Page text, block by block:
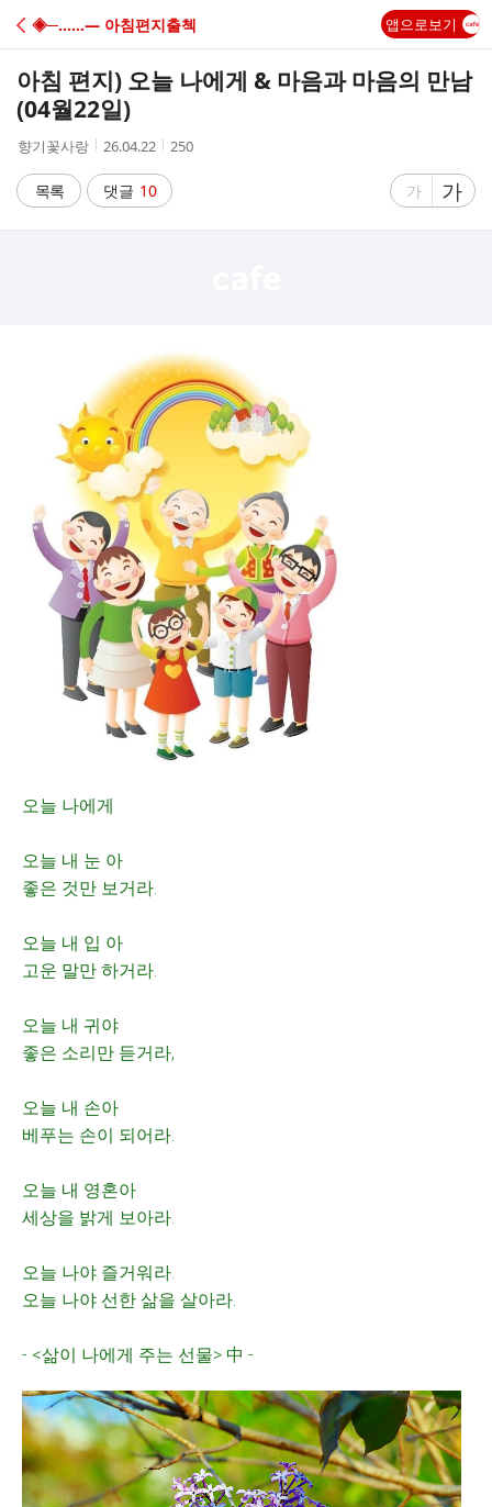
C
A
◈─……― 아침편지출첵 앱으로보기
아침 편지) 오늘 나에게 & 마음과 마음의 만남
(04월22일)
작
자
향기꽃사랑
작
시
간
26.04.22
조
수
250
목록 댓글 10
글
가
글
자
가
오늘 나에게
오늘 내 눈 아
좋은 것만 보거라.
오늘 내 입 아
고운 말만 하거라.
오늘 내 귀야
좋은 소리만 듣거라,
오늘 내 손아
베푸는 손이 되어라.
오늘 내 영혼아
세상을 밝게 보아라.
오늘 나야 즐거워라.
오늘 나야 선한 삶을 살아라.
- <삶이 나에게 주는 선물> 中 -